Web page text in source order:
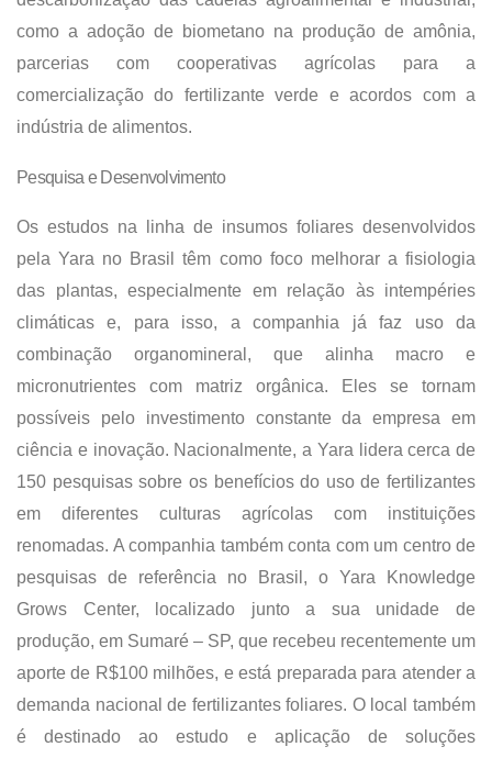
como a adoção de biometano na produção de amônia,
parcerias com cooperativas agrícolas para a
comercialização do fertilizante verde e acordos com a
indústria de alimentos.
Pesquisa e Desenvolvimento
Os estudos na linha de insumos foliares desenvolvidos
pela Yara no Brasil têm como foco melhorar a fisiologia
das plantas, especialmente em relação às intempéries
climáticas e, para isso, a companhia já faz uso da
combinação organomineral, que alinha macro e
micronutrientes com matriz orgânica. Eles se tornam
possíveis pelo investimento constante da empresa em
ciência e inovação. Nacionalmente, a Yara lidera cerca de
150 pesquisas sobre os benefícios do uso de fertilizantes
em diferentes culturas agrícolas com instituições
renomadas. A companhia também conta com um centro de
pesquisas de referência no Brasil, o Yara Knowledge
Grows Center, localizado junto a sua unidade de
produção, em Sumaré – SP, que recebeu recentemente um
aporte de R$100 milhões, e está preparada para atender a
demanda nacional de fertilizantes foliares. O local também
é destinado ao estudo e aplicação de soluções